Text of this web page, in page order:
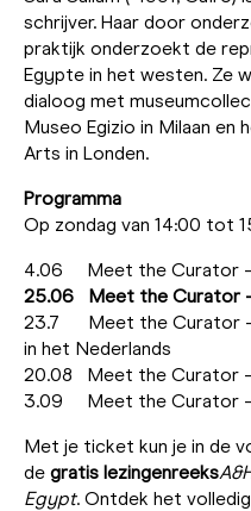
schrijver. Haar door
praktijk onderzoekt de
Egypte in het westen. Ze
dialoog met
Museo Egizio in Milaan en
Arts in Londen.
Programma
Op zondag van 14:00 tot
4.06 Meet the Curator –
25.06 Meet the Curator –
23.7 Meet the Curator –
in het Nederlands
20.08 Meet the Curator –
3.09 Meet the Curator –
Met je ticket kun je in de
de gratis lezingenreeks
Egypt. Ontdek het